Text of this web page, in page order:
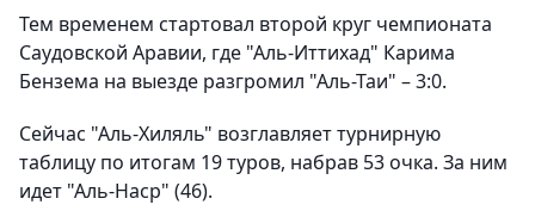
Тем временем стартовал второй круг чемпионата
Саудовской Аравии, где "Аль-Иттихад" Карима
Бензема на выезде разгромил "Аль-Таи" – 3:0.
Сейчас "Аль-Хиляль" возглавляет турнирную
таблицу по итогам 19 туров, набрав 53 очка. За ним
идет "Аль-Наср" (46).